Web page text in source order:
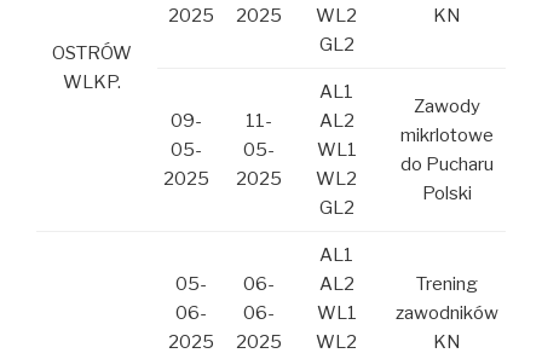
OSTRÓW
WLKP.
2025
2025
WL2
GL2
KN
09-
05-
2025
11-
05-
2025
AL1
AL2
WL1
WL2
GL2
Zawody
mikrlotowe
do Pucharu
Polski
05-
06-
2025
06-
06-
2025
AL1
AL2
WL1
WL2
Trening
zawodników
KN